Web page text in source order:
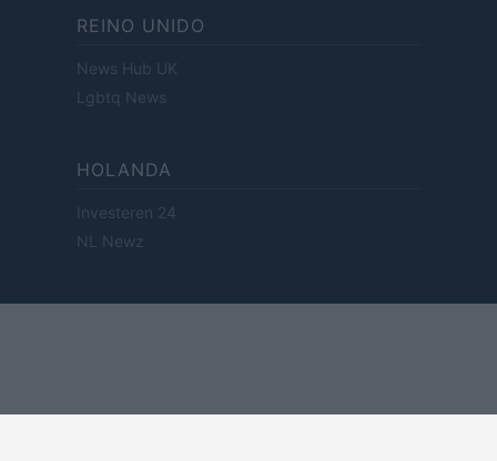
REINO UNIDO
News Hub UK
Lgbtq News
HOLANDA
Investeren 24
NL Newz